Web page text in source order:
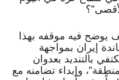
فيه موقفه بهذا
إيران بمواجهة
بالتنديد بعدوان
وإبداء تضامنه مع